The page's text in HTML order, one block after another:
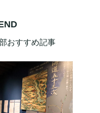
おすすめ記事